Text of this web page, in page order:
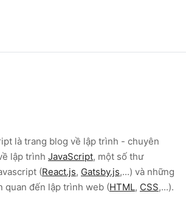
là trang blog về lập trình - chuyên
lập trình JavaScript, một số thư
(React.js, Gatsby.js,...) và những
quan đến lập trình web (HTML, CSS,...).